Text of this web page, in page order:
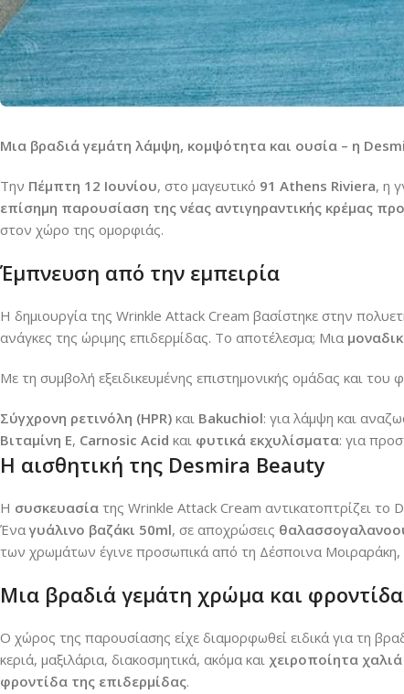
Μια βραδιά γεμάτη λάμψη, κομψότητα και ουσία – η
Την Πέμπτη 12 Ιουνίου, στο μαγευτικό 91 Athens Riviera, η
επίσημη παρουσίαση της νέας αντιγηραντικής κρέμας
στον χώρο της ομορφιάς.
Έμπνευση από την εμπειρία
Η δημιουργία της Wrinkle Attack Cream βασίστηκε στην
ανάγκες της ώριμης επιδερμίδας. Το αποτέλεσμα; Μια
Με τη συμβολή εξειδικευμένης επιστημονικής ομάδας και του
Σύγχρονη ρετινόλη (HPR) και Bakuchiol: για λάμψη και
Βιταμίνη Ε, Carnosic Acid και φυτικά εκχυλίσματα: για
Η αισθητική της Desmira Beauty
Η συσκευασία της Wrinkle Attack Cream αντικατοπτρίζει το
Έναγυάλινο βαζάκι 50ml, σε αποχρώσεις
των χρωμάτων έγινε προσωπικά από τη Δέσποινα Μοιραράκη,
Μια βραδιά γεμάτη χρώμα και φροντίδα
Ο χώρος της παρουσίασης είχε διαμορφωθεί ειδικά για τη
κεριά, μαξιλάρια, διακοσμητικά, ακόμα και χειροποίητα χαλιά
φροντίδα της επιδερμίδας.